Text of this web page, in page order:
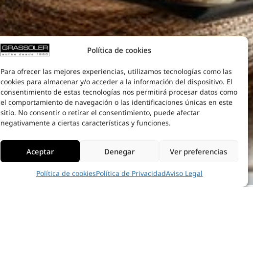
Política de cookies
Para ofrecer las mejores experiencias, utilizamos tecnologías como las
cookies para almacenar y/o acceder a la información del dispositivo. El
consentimiento de estas tecnologías nos permitirá procesar datos como
el comportamiento de navegación o las identificaciones únicas en este
sitio. No consentir o retirar el consentimiento, puede afectar
negativamente a ciertas características y funciones.
Aceptar Denegar Ver preferencias
Política de cookiesPolítica de PrivacidadAviso Legal